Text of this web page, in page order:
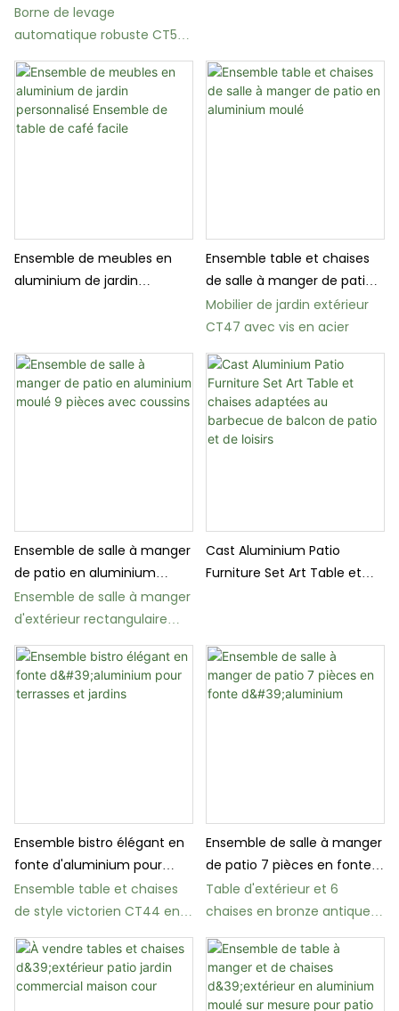
sécurité des parkings
Borne de levage
automatique robuste CT50
pour la sécurité routière
pierre
Ensemble de meubles en
aluminium de jardin
Ensemble table et chaises
de salle à manger de patio
en aluminium moulé
Mobilier de jardin extérieur
CT47 avec vis en acier
Ensemble de salle à manger
de patio en aluminium
moulé 9 pièces avec
coussins
Ensemble de salle à manger
d'extérieur rectangulaire
CT46, 9 pièces
Cast Aluminium Patio
Furniture Set Art Table et
Ensemble bistro élégant en
fonte d'aluminium pour
terrasses et jardins
Ensemble table et chaises
de style victorien CT44 en
fonte d'aluminium
Ensemble de salle à manger
de patio 7 pièces en fonte
d'aluminium
Table d'extérieur et 6
chaises en bronze antique
CT43